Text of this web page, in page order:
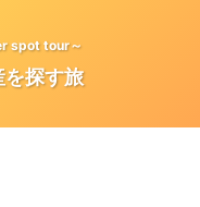
spot tour～
を探す旅